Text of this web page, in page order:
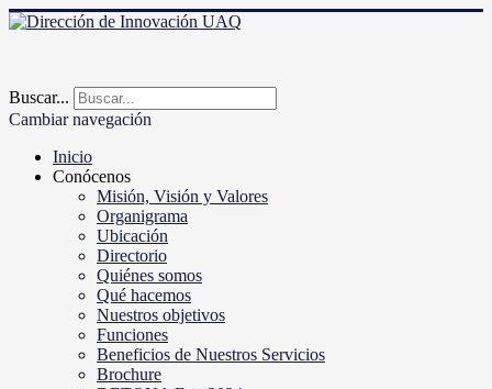
Buscar...
Cambiar navegación
Inicio
Conócenos
Misión, Visión y Valores
Organigrama
Ubicación
Directorio
Quiénes somos
Qué hacemos
Nuestros objetivos
Funciones
Beneficios de Nuestros Servicios
Brochure